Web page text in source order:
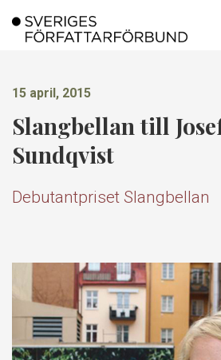
till
15 april, 2015
Slangbellan till
Sundqvist
Debutantpriset Slangbellan